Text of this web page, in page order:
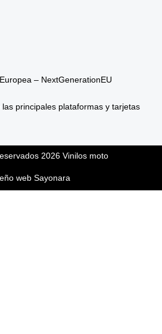
– NextGenerationEU
principales plataformas y tarjetas
2026 Vinilos moto
web Sayonara